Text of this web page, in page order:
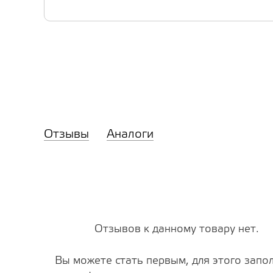
Отзывы Аналоги
Отзывов к данному товару нет.
Вы можете стать первым, для этого